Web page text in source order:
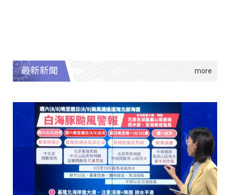
最新新聞